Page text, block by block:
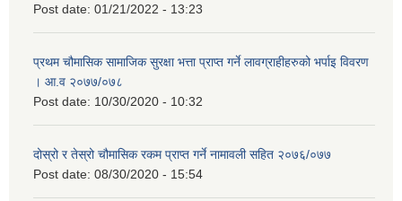
Post date: 01/21/2022 - 13:23
प्रथम चौमासिक सामाजिक सुरक्षा भत्ता प्राप्त गर्ने लावग्राहीहरुको भर्पाइ विवरण
। आ.व २०७७/०७८
Post date: 10/30/2020 - 10:32
दोस्रो र तेस्रो चौमासिक रकम प्राप्त गर्ने नामावली सहित २०७६/०७७
Post date: 08/30/2020 - 15:54